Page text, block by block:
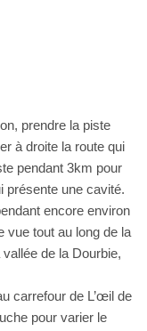
prendre la piste
à droite la route qui
pendant 3km pour
présente une cavité.
encore environ
vue tout au long de la
de la Dourbie,
carrefour de L’œil de
pour varier le